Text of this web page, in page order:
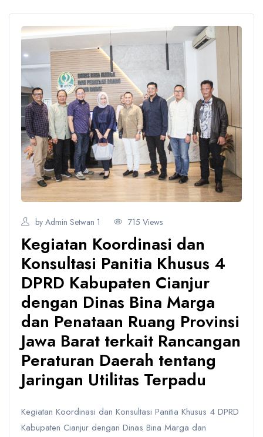
by Admin Setwan 1 715 Views
Kegiatan Koordinasi dan
Konsultasi Panitia Khusus 4
DPRD Kabupaten Cianjur
dengan Dinas Bina Marga
dan Penataan Ruang Provinsi
Jawa Barat terkait Rancangan
Peraturan Daerah tentang
Jaringan Utilitas Terpadu
Kegiatan Koordinasi dan Konsultasi Panitia Khusus 4 DPRD
Kabupaten Cianjur dengan Dinas Bina Marga dan